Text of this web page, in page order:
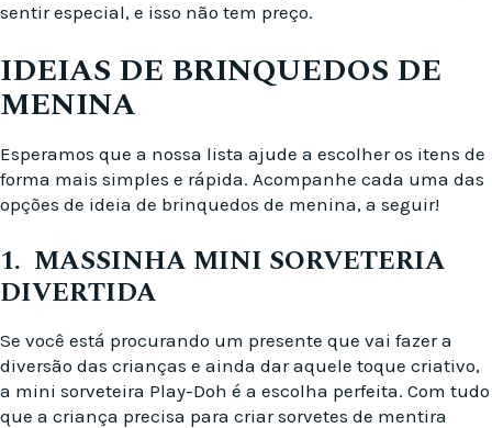
sentir especial, e isso não tem preço.
IDEIAS DE BRINQUEDOS DE
MENINA
Esperamos que a nossa lista ajude a escolher os itens de
forma mais simples e rápida. Acompanhe cada uma das
opções de ideia de brinquedos de menina, a seguir!
1. MASSINHA MINI SORVETERIA
DIVERTIDA
Se você está procurando um presente que vai fazer a
diversão das crianças e ainda dar aquele toque criativo,
a mini sorveteira Play-Doh é a escolha perfeita. Com tudo
que a criança precisa para criar sorvetes de mentira